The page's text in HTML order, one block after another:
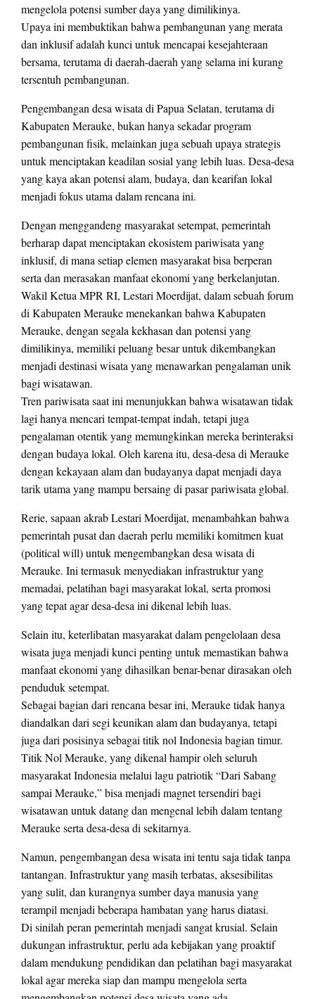
mengelola potensi sumber daya yang dimilikinya.
Upaya ini membuktikan bahwa pembangunan yang merata
dan inklusif adalah kunci untuk mencapai kesejahteraan
bersama, terutama di daerah-daerah yang selama ini kurang
tersentuh pembangunan.
Pengembangan desa wisata di Papua Selatan, terutama di
Kabupaten Merauke, bukan hanya sekadar program
pembangunan fisik, melainkan juga sebuah upaya strategis
untuk menciptakan keadilan sosial yang lebih luas. Desa-desa
yang kaya akan potensi alam, budaya, dan kearifan lokal
menjadi fokus utama dalam rencana ini.
Dengan menggandeng masyarakat setempat, pemerintah
berharap dapat menciptakan ekosistem pariwisata yang
inklusif, di mana setiap elemen masyarakat bisa berperan
serta dan merasakan manfaat ekonomi yang berkelanjutan.
Wakil Ketua MPR RI, Lestari Moerdijat, dalam sebuah forum
di Kabupaten Merauke menekankan bahwa Kabupaten
Merauke, dengan segala kekhasan dan potensi yang
dimilikinya, memiliki peluang besar untuk dikembangkan
menjadi destinasi wisata yang menawarkan pengalaman unik
bagi wisatawan.
Tren pariwisata saat ini menunjukkan bahwa wisatawan tidak
lagi hanya mencari tempat-tempat indah, tetapi juga
pengalaman otentik yang memungkinkan mereka berinteraksi
dengan budaya lokal. Oleh karena itu, desa-desa di Merauke
dengan kekayaan alam dan budayanya dapat menjadi daya
tarik utama yang mampu bersaing di pasar pariwisata global.
Rerie, sapaan akrab Lestari Moerdijat, menambahkan bahwa
pemerintah pusat dan daerah perlu memiliki komitmen kuat
(political will) untuk mengembangkan desa wisata di
Merauke. Ini termasuk menyediakan infrastruktur yang
memadai, pelatihan bagi masyarakat lokal, serta promosi
yang tepat agar desa-desa ini dikenal lebih luas.
Selain itu, keterlibatan masyarakat dalam pengelolaan desa
wisata juga menjadi kunci penting untuk memastikan bahwa
manfaat ekonomi yang dihasilkan benar-benar dirasakan oleh
penduduk setempat.
Sebagai bagian dari rencana besar ini, Merauke tidak hanya
diandalkan dari segi keunikan alam dan budayanya, tetapi
juga dari posisinya sebagai titik nol Indonesia bagian timur.
Titik Nol Merauke, yang dikenal hampir oleh seluruh
masyarakat Indonesia melalui lagu patriotik “Dari Sabang
sampai Merauke,” bisa menjadi magnet tersendiri bagi
wisatawan untuk datang dan mengenal lebih dalam tentang
Merauke serta desa-desa di sekitarnya.
Namun, pengembangan desa wisata ini tentu saja tidak tanpa
tantangan. Infrastruktur yang masih terbatas, aksesibilitas
yang sulit, dan kurangnya sumber daya manusia yang
terampil menjadi beberapa hambatan yang harus diatasi.
Di sinilah peran pemerintah menjadi sangat krusial. Selain
dukungan infrastruktur, perlu ada kebijakan yang proaktif
dalam mendukung pendidikan dan pelatihan bagi masyarakat
lokal agar mereka siap dan mampu mengelola serta